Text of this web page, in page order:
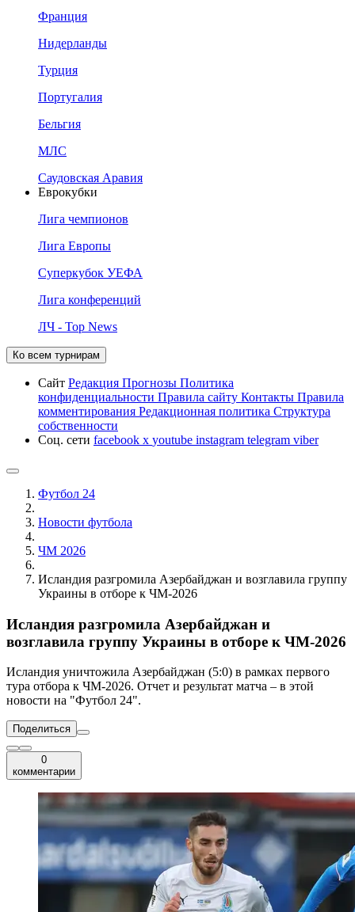
Франция
Нидерланды
Турция
Португалия
Бельгия
МЛС
Саудовская Аравия
Еврокубки
Лига чемпионов
Лига Европы
Суперкубок УЕФА
Лига конференций
ЛЧ - Top News
Ко всем турнирам
Сайт Редакция Прогнозы Политика
конфиденциальности Правила сайту Контакты Правила
комментирования Редакционная политика Структура
собственности
Соц. сети facebook x youtube instagram telegram viber
Футбол 24
Новости футбола
ЧМ 2026
Исландия разгромила Азербайджан и возглавила группу
Украины в отборе к ЧМ-2026
Исландия разгромила Азербайджан и
возглавила группу Украины в отборе к ЧМ-2026
Исландия уничтожила Азербайджан (5:0) в рамках первого
тура отбора к ЧМ-2026. Отчет и результат матча – в этой
новости на "Футбол 24".
Поделиться
0
комментарии